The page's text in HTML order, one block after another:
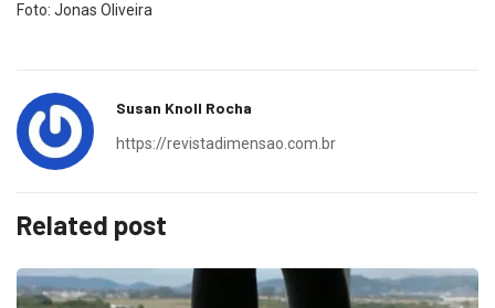
Foto: Jonas Oliveira
Susan Knoll Rocha
https://revistadimensao.com.br
Related post